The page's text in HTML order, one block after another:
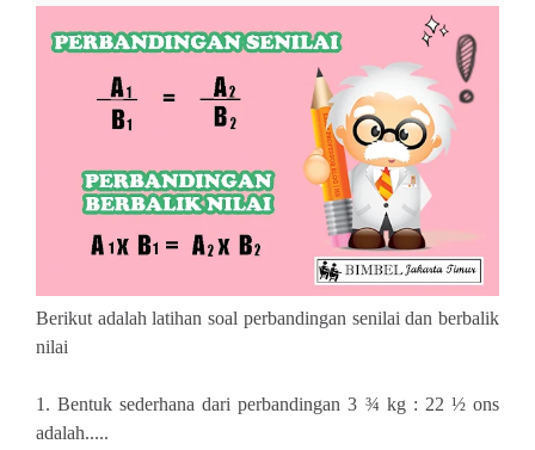
Berikut adalah latihan soal perbandingan senilai dan berbalik
nilai
1. Bentuk sederhana dari perbandingan 3 ¾ kg : 22 ½ ons
adalah.....